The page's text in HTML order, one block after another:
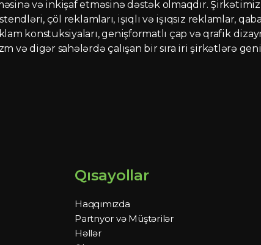
və inkişaf etməsinə dəstək olmaqdır.
çöl reklamları, işıqlı və işıqsız reklamlar,
konstuksiyaları, genişformatlı çap və qrafik
və digər sahələrdə çalışan bir sıra iri şirkətlərə
Qısayollar
Haqqımızda
Partnyor və Müştərilər
Həllər